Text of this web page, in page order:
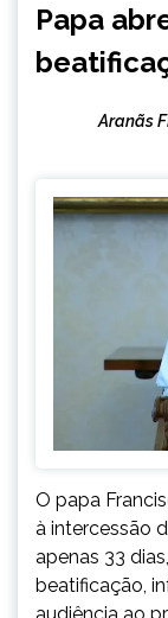
NOTÍCIAS
Papa
Aranãs
O papa
à intercessão
apenas 33
beatificação,